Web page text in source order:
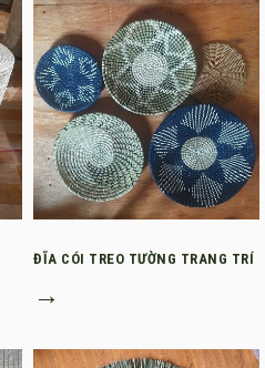
ĐĨA CÓI TREO TƯỜNG TRANG TRÍ
→